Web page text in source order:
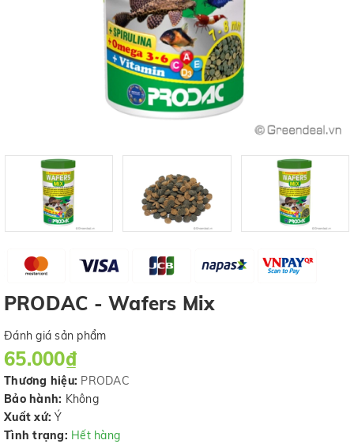
PRODAC - Wafers Mix
Đánh giá sản phẩm
65.000₫
Thương hiệu: PRODAC
Bảo hành: Không
Xuất xứ: Ý
Tình trạng: Hết hàng